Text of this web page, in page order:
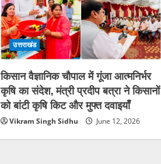
उत्तराखंड
किसान वैज्ञानिक चौपाल में गूंजा आत्मनिर्भर
कृषि का संदेश, मंत्री प्रदीप बत्रा ने किसानों
को बांटी कृषि किट और मुफ्त दवाइयाँ
Vikram Singh Sidhu June 12, 2026